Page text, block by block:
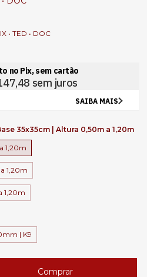
• TED • DOC
35x35cm | Altura 0,50m a 1,20m
1,20m
1,20m
1,20m
| K9